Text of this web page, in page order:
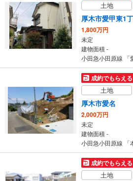
土地
厚木市愛甲東1
1,800万円
未定
建物面積 -
小田急小田原線 「
成約でもらえる
土地
厚木市愛名
2,000万円
未定
建物面積 -
小田急小田原線 「
成約でもらえる
土地